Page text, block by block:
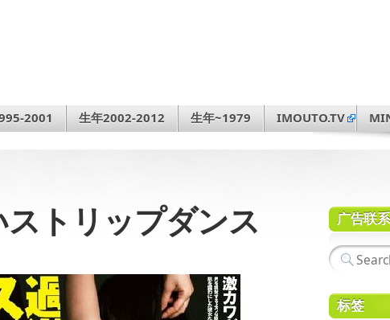
2001 生年2002-2012 生年~1979 IMOUTO.TV
トリップダンス 广告联
标签